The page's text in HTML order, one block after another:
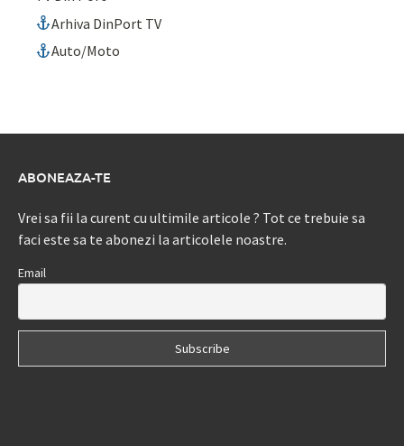
Arhiva DinPort TV
Auto/Moto
ABONEAZA-TE
Vrei sa fii la curent cu ultimile articole ? Tot ce trebuie sa
faci este sa te abonezi la articolele noastre.
Email